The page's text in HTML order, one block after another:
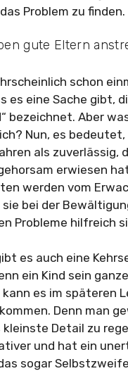
Problem zu finden.
gute Eltern
schon
es eine Sache gibt,
bezeichnet. Aber
Nun, es bedeutet,
als zuverlässig,
erwiesen
werden vom
bei der
Probleme hilfreich
es auch eine
ein Kind sein
es im späteren
Denn man
kleinste Detail zu
und hat ein
sogar